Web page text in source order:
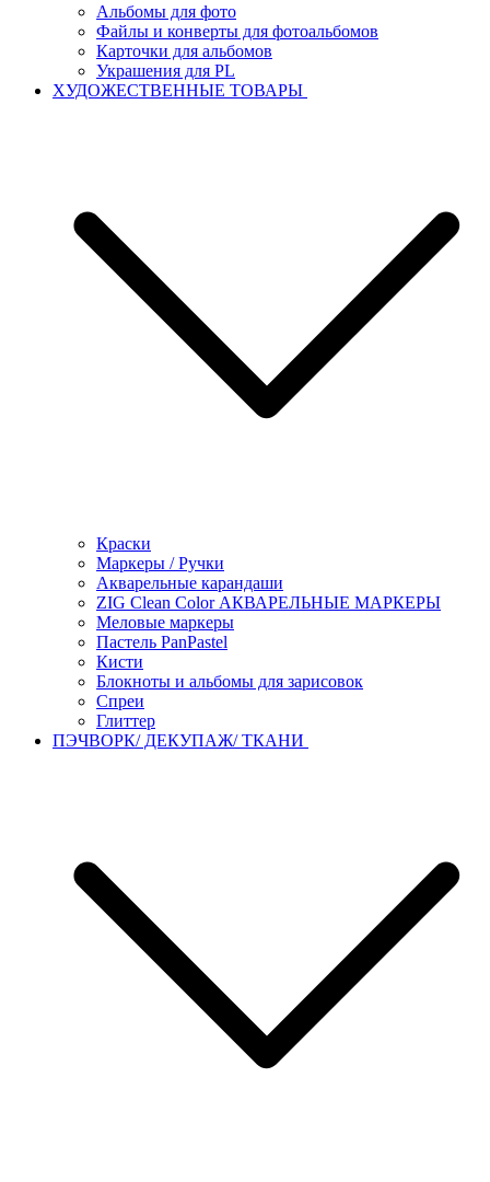
Альбомы для фото
Файлы и конверты для фотоальбомов
Карточки для альбомов
Украшения для PL
ХУДОЖЕСТВЕННЫЕ ТОВАРЫ
Краски
Маркеры / Ручки
Акварельные карандаши
ZIG Clean Color АКВАРЕЛЬНЫЕ МАРКЕРЫ
Меловые маркеры
Пастель PanPastel
Кисти
Блокноты и альбомы для зарисовок
Спреи
Глиттер
ПЭЧВОРК/ ДЕКУПАЖ/ ТКАНИ